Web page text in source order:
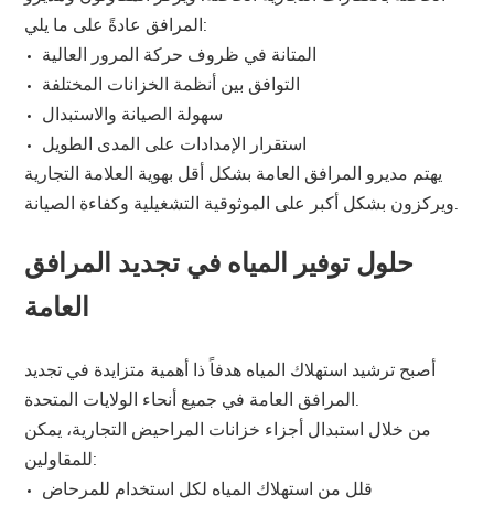
المرافق عادةً على ما يلي:
المتانة في ظروف حركة المرور العالية
التوافق بين أنظمة الخزانات المختلفة
سهولة الصيانة والاستبدال
استقرار الإمدادات على المدى الطويل
يهتم مديرو المرافق العامة بشكل أقل بهوية العلامة التجارية
ويركزون بشكل أكبر على الموثوقية التشغيلية وكفاءة الصيانة.
حلول توفير المياه في تجديد المرافق
العامة
أصبح ترشيد استهلاك المياه هدفاً ذا أهمية متزايدة في تجديد
المرافق العامة في جميع أنحاء الولايات المتحدة.
من خلال استبدال أجزاء خزانات المراحيض التجارية، يمكن
للمقاولين:
قلل من استهلاك المياه لكل استخدام للمرحاض